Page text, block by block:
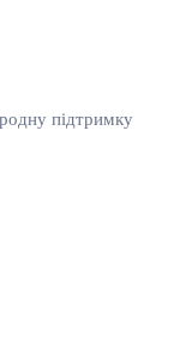
підтримку